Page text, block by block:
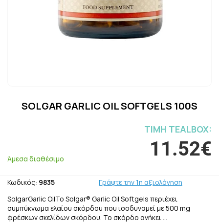
SOLGAR GARLIC OIL SOFTGELS 100S
Κωδικός: 9835
Γράψτε την 1η αξιολόγηση
SolgarGarlic OilΤο Solgar® Garlic Oil Softgels περιέχει
συμπύκνωμα ελαίου σκόρδου που ισοδυναμεί με 500 mg
φρέσκων σκελίδων σκόρδου. Το σκόρδο ανήκει …
ΤΙΜH TEALBOX:
11.52€
Άμεσα διαθέσιμο